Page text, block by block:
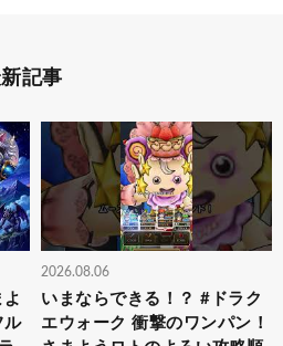
記事
ル
2026.08.06
いまならできる！？ #ドラク
エウォーク 衝撃のワンパン！